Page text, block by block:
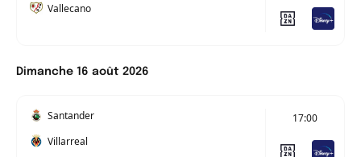
Vallecano
Dimanche 16 août 2026
Santander
Villarreal
17:00